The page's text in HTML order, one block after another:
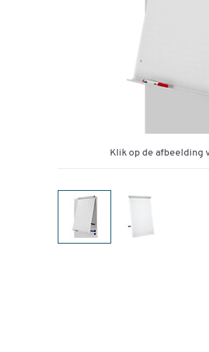
Klik op de afbeelding